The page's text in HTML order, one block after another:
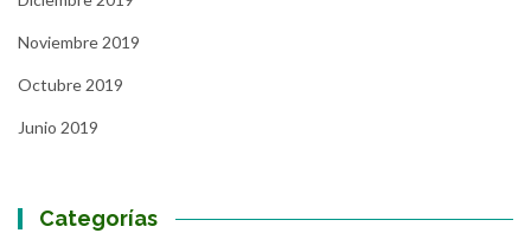
Noviembre 2019
Octubre 2019
Junio 2019
Categorías